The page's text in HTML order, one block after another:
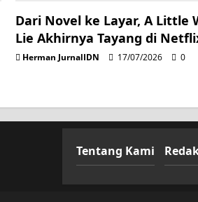
Dari Novel ke Layar, A Little
Lie Akhirnya Tayang di
Herman JurnalIDN 17/07/2026 0
Tentang Kami